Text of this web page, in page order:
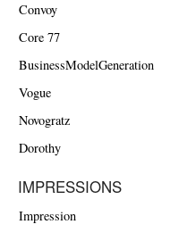
Convoy
Core 77
BusinessModelGeneration
Vogue
Novogratz
Dorothy
IMPRESSIONS
Impression